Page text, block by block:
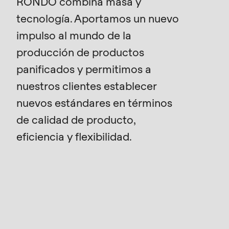
Estados Unidos · ES
Newsletter
deprecated
>Drupal\rondo_contact\
{closure}
()
(line
592
of
modules/custom/rondo_contact/src/
tecnología. Aportamos un nuevo
impulso al mundo de la
producción de productos
panificados y permitimos a
nuestros clientes establecer
nuevos estándares en términos
de calidad de producto,
eficiencia y flexibilidad.